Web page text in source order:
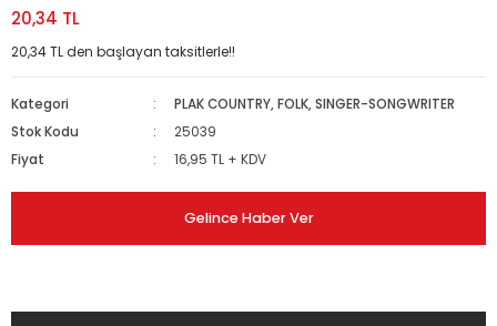
20,34 TL
20,34 TL den başlayan taksitlerle!!
Kategori
PLAK COUNTRY, FOLK, SINGER-SONGWRITER
Stok Kodu
25039
Fiyat
16,95 TL + KDV
Gelince Haber Ver